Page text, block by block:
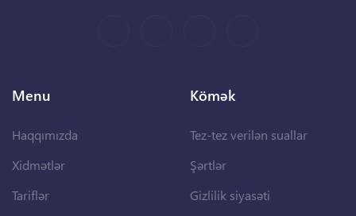
Menu
Haqqımızda
Xidmətlər
Tariflər
Kömək
Tez-tez verilən suallar
Şərtlər
Gizlilik siyasəti